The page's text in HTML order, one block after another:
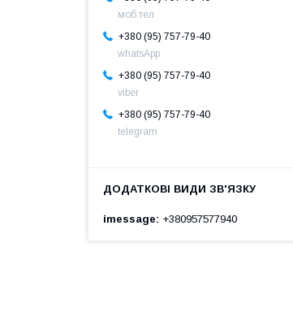
моб.тел
+380 (95) 757-79-40
whatsApp
+380 (95) 757-79-40
viber
+380 (95) 757-79-40
telegram
imessage +380957577940